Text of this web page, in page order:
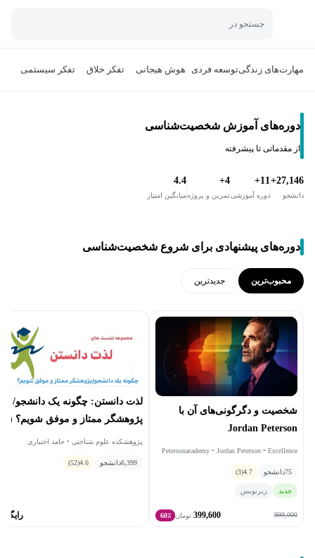
جستجو در
مهارت‌های زندگیتوسعه فردی هوش هیجانی تفکر خلاق تفکر سیستمی
دوره‌های آموزش شخصیت‌شناسی
از مقدماتی تا پیشرفته
27,146+
دانشجو
11+
دوره آموزشی
4+
تمرین و پروژه
4.4
میانگین امتیاز
دوره‌های پیشنهادی برای شروع شخصیت‌شناسی
محبوب‌ترین جدید‌ترین
شخصیت و دگرگونی‌های آن با
Jordan Peterson
Petersonacademy • Jordan Peterson • Excellence
75دانشجو 4.7
(3)
جدید زیرنویس
999,000
399,600 تومان 60٪
لذت دانستن: چگونه یک دانشجو/
پژوهشگر ممتاز و موفق شویم؟ (با
تأکید بر علوم و فناوری های
پژوهشکده علوم شناختی • حامد اختیاری
6,399دانشجو 4.6
(52)
رایگان